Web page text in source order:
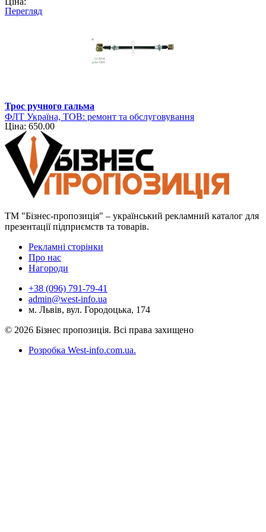
навантажувально-розвантажувальної техніки
Перегляд
Трос ручного гальма
ФЛТ Україна, ТОВ: ремонт та обслуговування
навантажувально-розвантажувальної техніки
Ціна: 650.00
ТМ "Бізнес-пропозиція" – український рекламний каталог для
презентації підприємств та товарів.
Рекламні сторінки
Про нас
Нагороди
+38 (096) 791-79-41
admin@west-info.ua
м. Львів, вул. Городоцька, 174
© 2026 Бізнес пропозиція. Всі права захищено
Розробка West-info.com.ua.